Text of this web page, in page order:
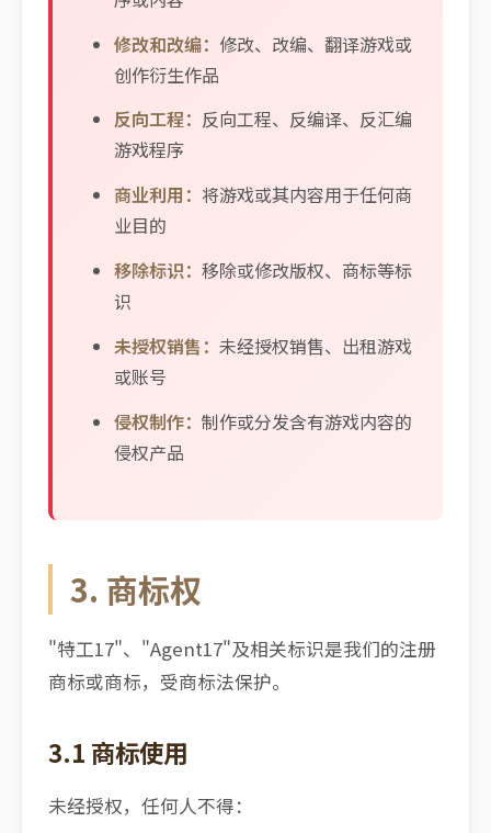
修改和改编： 修改、改编、翻译游戏或
创作衍生作品
反向工程： 反向工程、反编译、反汇编
游戏程序
商业利用： 将游戏或其内容用于任何商
业目的
移除标识： 移除或修改版权、商标等标
识
未授权销售： 未经授权销售、出租游戏
或账号
侵权制作： 制作或分发含有游戏内容的
侵权产品
3. 商标权
"特工17"、"Agent17"及相关标识是我们的注册
商标或商标，受商标法保护。
3.1 商标使用
未经授权，任何人不得：